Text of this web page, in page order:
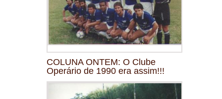
COLUNA ONTEM: O Clube
Operário de 1990 era assim!!!